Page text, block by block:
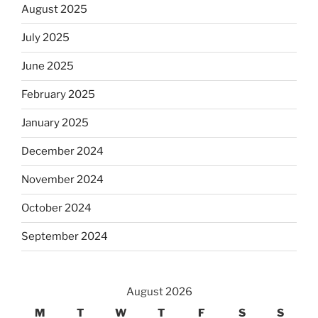
August 2025
July 2025
June 2025
February 2025
January 2025
December 2024
November 2024
October 2024
September 2024
August 2026
M
T W T F S S